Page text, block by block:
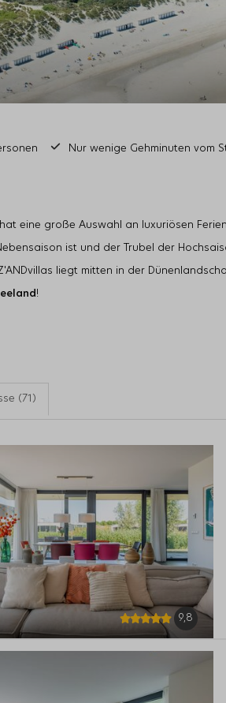
Nur wenige Gehminuten vom
hat eine große Auswahl an luxuriösen
ist und der Trubel der
liegt mitten in der
!
(71)
9,8